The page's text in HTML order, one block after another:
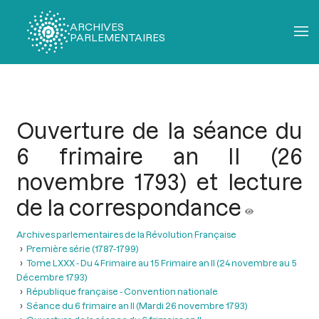
ARCHIVES
PARLEMENTAIRES
Ouverture de la séance du
6 frimaire an II (26
novembre 1793) et lecture
de la correspondance
Archives parlementaires de la Révolution Française
Première série (1787-1799)
Tome LXXX - Du 4 Frimaire au 15 Frimaire an II (24 novembre au 5
Décembre 1793)
République française - Convention nationale
Séance du 6 frimaire an II (Mardi 26 novembre 1793)